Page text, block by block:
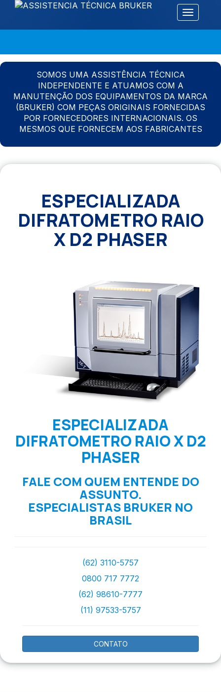
Alternar
SOMOS UMA ASSISTÊNCIA TÉCNICA
INDEPENDENTE E ATUAMOS COM A
MANUTENÇÃO DOS EQUIPAMENTOS DA MARCA
(BRUKER) COM PEÇAS ORIGINAIS FORNECIDAS
POR FORNECEDORES INTERNACIONAIS. OS
MESMOS QUE FORNECEM AOS FABRICANTES
ESPECIALIZADA
DIFRATOMETRO RAIO
X D2 PHASER
ESPECIALIZADA
DIFRATOMETRO RAIO X D2
PHASER
FALE COM QUEM ENTENDE DO
ASSUNTO.
ESPECIALISTAS BRUKER NO
BRASIL
(62) 3110-5757
0800 717 7772
(62) 98610-7777
(11) 97533-5757
CONTATO